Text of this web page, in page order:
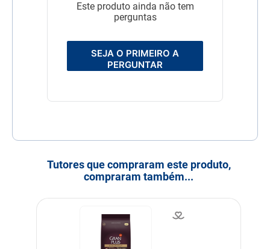
Este produto ainda não tem
perguntas
SEJA O PRIMEIRO A
PERGUNTAR
Tutores que compraram este produto,
compraram também...